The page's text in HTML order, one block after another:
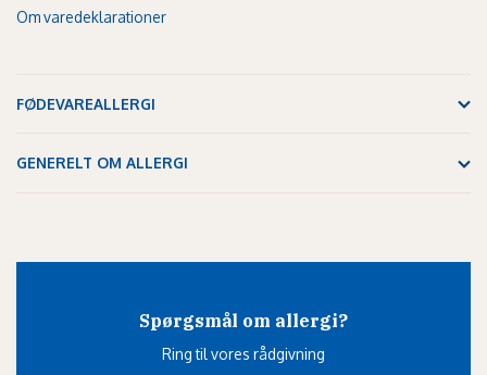
Om varedeklarationer
FØDEVAREALLERGI
GENERELT OM ALLERGI
Spørgsmål om allergi?
Ring til vores rådgivning